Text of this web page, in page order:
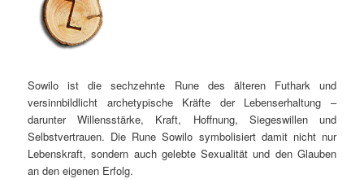
Sowilo ist die sechzehnte Rune des älteren Futhark und
versinnbildlicht archetypische Kräfte der Lebenserhaltung –
darunter Willensstärke, Kraft, Hoffnung, Siegeswillen und
Selbstvertrauen. Die Rune Sowilo symbolisiert damit nicht nur
Lebenskraft, sondern auch gelebte Sexualität und den Glauben
an den eigenen Erfolg.